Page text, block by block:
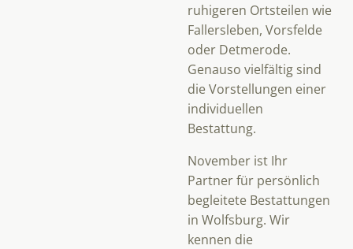
ruhigeren Ortsteilen wie
Fallersleben, Vorsfelde
oder Detmerode.
Genauso vielfältig sind
die Vorstellungen einer
individuellen
Bestattung.
November ist Ihr
Partner für persönlich
begleitete Bestattungen
in Wolfsburg. Wir
kennen die